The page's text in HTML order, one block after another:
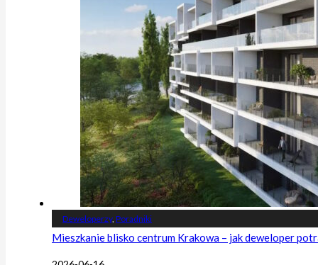
Deweloperzy, Poradniki
Mieszkanie blisko centrum Krakowa – jak deweloper